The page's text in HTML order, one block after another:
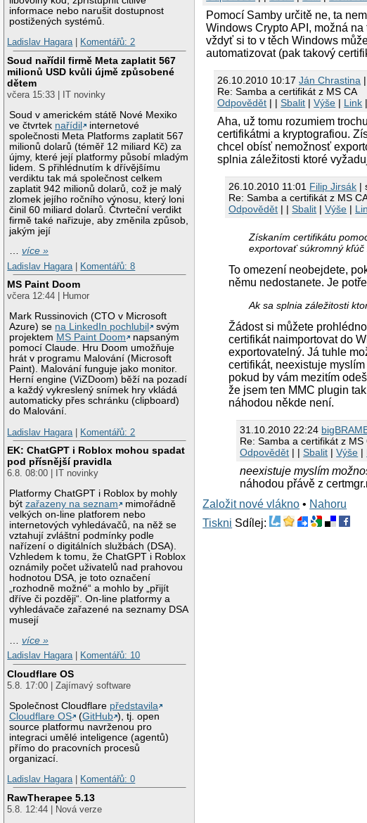
informace nebo narušit dostupnost
postižených systémů.
Ladislav Hagara| Komentářů: 2
Soud nařídil firmě Meta zaplatit 567
milionů USD kvůli újmě způsobené
dětem
včera 15:33 | IT novinky
Soud v americkém státě Nové Mexiko
ve čtvrtek nařídil
internetové
společnosti Meta Platforms zaplatit 567
milionů dolarů (téměř 12 miliard Kč) za
újmy, které její platformy působí mladým
lidem. S přihlédnutím k dřívějšímu
verdiktu tak má společnost celkem
zaplatit 942 milionů dolarů, což je malý
zlomek jejího ročního výnosu, který loni
činil 60 miliard dolarů. Čtvrteční verdikt
firmě také nařizuje, aby změnila způsob,
jakým její
…více »
Ladislav Hagara
Komentářů: 8
MS Paint Doom
včera 12:44 | Humor
Mark Russinovich (CTO v Microsoft
Azure) se na LinkedIn pochlubil
svým
projektem MS Paint Doom
napsaným
pomocí Claude. Hru Doom umožňuje
hrát v programu Malování (Microsoft
Paint). Malování funguje jako monitor.
Herní engine (ViZDoom) běží na pozadí
a každý vykreslený snímek hry vkládá
automaticky přes schránku (clipboard)
do Malování.
Ladislav Hagara
Komentářů: 2
EK: ChatGPT i Roblox mohou spadat
pod přísnější pravidla
6.8. 08:00 | IT novinky
Platformy ChatGPT i Roblox by mohly
býtzařazeny na seznam
mimořádně
velkých on-line platforem nebo
internetových vyhledávačů, na něž se
vztahují zvláštní podmínky podle
nařízení o digitálních službách (DSA).
Vzhledem k tomu, že ChatGPT i Roblox
oznámily počet uživatelů nad prahovou
hodnotou DSA, je toto označení
„rozhodně možné“ a mohlo by „přijít
dříve či později“. On-line platformy a
vyhledávače zařazené na seznamy DSA
musejí
…více »
Ladislav Hagara| Komentářů: 10
Cloudflare OS
5.8. 17:00 | Zajímavý software
Společnost Cloudflare představila
Cloudflare OS
(GitHub ), tj. open
source platformu navrženou pro
integraci umělé inteligence (agentů)
přímo do pracovních procesů
organizací.
Ladislav Hagara| Komentářů: 0
RawTherapee 5.13
5.8. 12:44 | Nová verze
Pomocí Samby určitě ne, ta
Windows Crypto API, možná
vždyť si to v těch Windows
automatizovat (pak takový
26.10.2010 10:17Ján Chrastina
Re: Samba a certifikát z MS CA
Odpovědět | |Sbalit |Výše | Link |
Aha, už tomu rozumiem
certifikátmi a kryptografiou.
chcel obísť nemožnosť
splnia záležitosti ktoré
26.10.2010 11:01 Filip Jirsák |
Re: Samba a certifikát z MS
Odpovědět | |Sbalit |Výše |
Získaním certifikátu
exportovať súkromný kľúč
To omezení neobejdete,
němu nedostanete. Je
Ak sa splnia záležitosti
Žádost si můžete
certifikát naimportovat do
exportovatelný. Já tuhle
certifikát, neexistuje
pokud by vám mezitím
že jsem ten MMC plugin
náhodou někde není.
31.10.2010 22:24
Re: Samba a certifikát z MS
Odpovědět | |Sbalit |Výše |
neexistuje myslím
náhodou přávě z
Založit nové vlákno • Nahoru
Tiskni Sdílej: